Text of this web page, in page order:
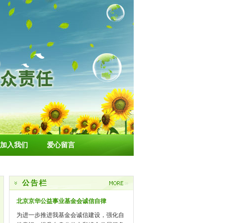
加入我们 爱心留言
北京京华公益事业基金会诚信自律
为进一步推进我基金会诚信建设，强化自